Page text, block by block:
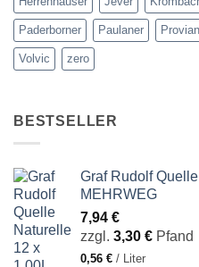
Paderborner Paulaner
Volvic zero
BESTSELLER
Graf Rudolf
MEHRWEG
7,94 €
zzgl. 3,30 € Pfand
0,56 € /
Liter